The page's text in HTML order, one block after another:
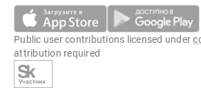
Public user contributions licensed under
attribution required